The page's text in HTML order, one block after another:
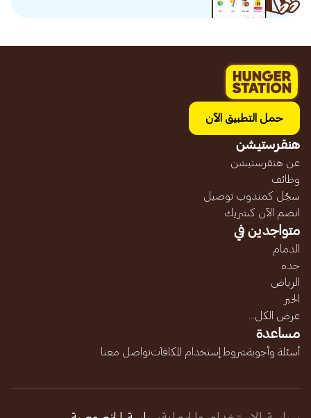
حمل التطبيق الآن
هنقرستيشن
عن هنقرستيشن
وظائف
سجّل كمندوب توصيل
انضم الآن كشريك
متواجدين في
الدمام
جده
الرياض
الخبر
عرض الكل...
مساعدة
أسئلة وأجوبةشروط إستخدام المكافآتتواصل معنا